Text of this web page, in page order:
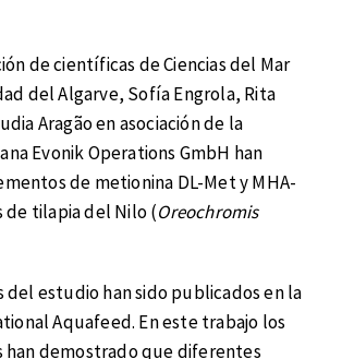
de científicas de Ciencias del Mar
del Algarve, Sofía Engrola, Rita
Aragão en asociación de la
Evonik Operations GmbH han
de metionina DL-Met y MHA-
de tilapia del Nilo (Oreochromis
del estudio han sido publicados en la
Aquafeed. En este trabajo los
han demostrado que diferentes